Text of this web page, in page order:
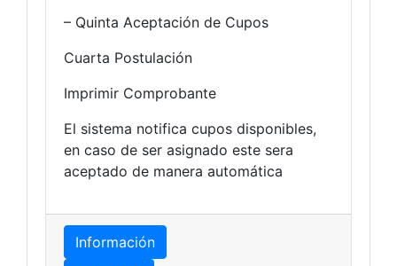
– Quinta Aceptación de Cupos
Cuarta Postulación
Imprimir Comprobante
El sistema notifica cupos disponibles,
en caso de ser asignado este sera
aceptado de manera automática
Información